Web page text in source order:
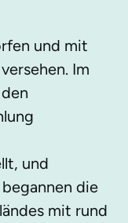
und mit
Im
und
die
mit rund